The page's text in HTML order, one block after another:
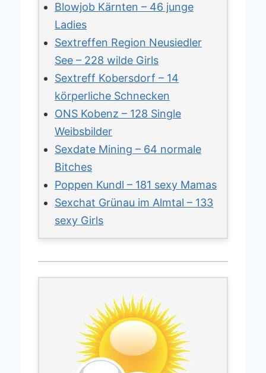
Blowjob Kärnten – 46 junge
Ladies
Sextreffen Region Neusiedler
See – 228 wilde Girls
Sextreff Kobersdorf – 14
körperliche Schnecken
ONS Kobenz – 128 Single
Weibsbilder
Sexdate Mining – 64 normale
Bitches
Poppen Kundl – 181 sexy Mamas
Sexchat Grünau im Almtal – 133
sexy Girls